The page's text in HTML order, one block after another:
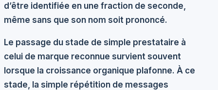
d’être identifiée en une fraction de seconde,
même sans que son nom soit prononcé.
Le passage du stade de simple prestataire à
celui de marque reconnue survient souvent
lorsque la croissance organique plafonne. À ce
stade, la simple répétition de messages